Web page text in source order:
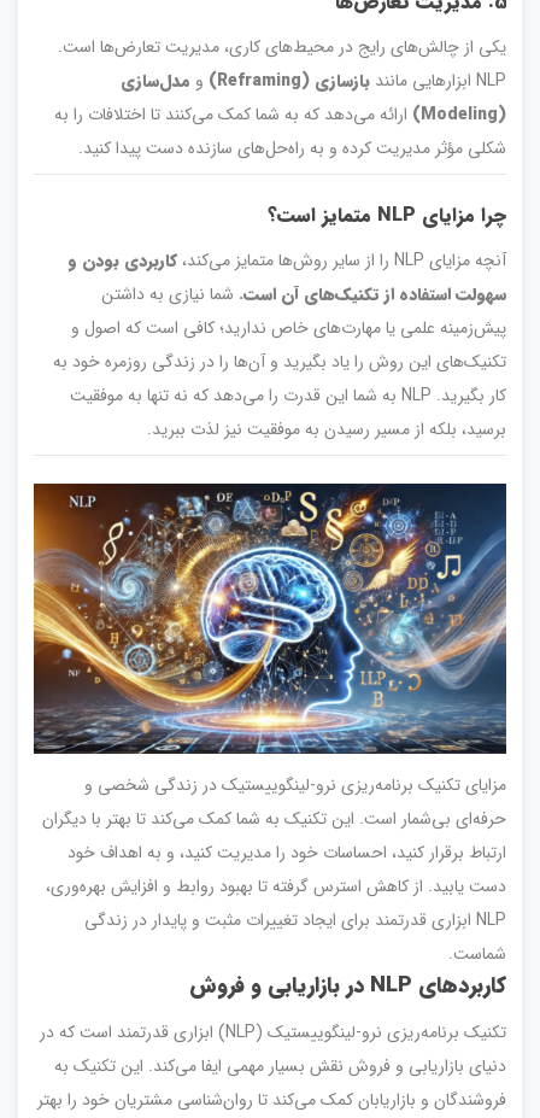
یکی از چالش‌های رایج در محیط‌های کاری، مدیریت تعارض‌ها است.
NLP ابزارهایی مانند
بازسازی (Reframing) و مدل‌سازی
(Modeling)
ارائه می‌دهد که به شما کمک می‌کنند تا اختلافات را به
شکلی مؤثر مدیریت کرده و به راه‌حل‌های سازنده دست پیدا کنید.
چرا مزایای NLP متمایز است؟
آنچه مزایای NLP را از سایر روش‌ها متمایز می‌کند،
کاربردی بودن و
سهولت استفاده از تکنیک‌های آن است. شما نیازی به داشتن
پیش‌زمینه علمی یا مهارت‌های خاص ندارید؛ کافی است که اصول و
تکنیک‌های این روش را یاد بگیرید و آن‌ها را در زندگی روزمره خود به
کار بگیرید. NLP به شما این قدرت را می‌دهد که نه تنها به موفقیت
برسید، بلکه از مسیر رسیدن به موفقیت نیز لذت ببرید.
مزایای تکنیک برنامه‌ریزی نرو-لینگوییستیک در زندگی شخصی و
حرفه‌ای بی‌شمار است. این تکنیک به شما کمک می‌کند تا بهتر با دیگران
ارتباط برقرار کنید، احساسات خود را مدیریت کنید، و به اهداف خود
دست یابید. از کاهش استرس گرفته تا بهبود روابط و افزایش بهره‌وری،
NLP ابزاری قدرتمند برای ایجاد تغییرات مثبت و پایدار در زندگی
شماست.
کاربردهای NLP در بازاریابی و فروش
تکنیک برنامه‌ریزی نرو-لینگوییستیک (NLP) ابزاری قدرتمند است که در
دنیای بازاریابی و فروش نقش بسیار مهمی ایفا می‌کند. این تکنیک به
فروشندگان و بازاریابان کمک می‌کند تا روان‌شناسی مشتریان خود را بهتر